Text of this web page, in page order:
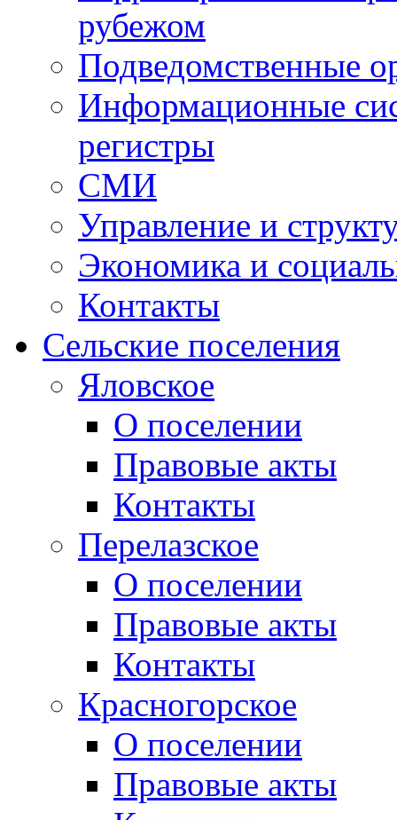
рубежом
Подведомственные
Информационные
регистры
СМИ
Управление и
Экономика и
Контакты
Сельские поселения
Яловское
О поселении
Правовые акты
Контакты
Перелазское
О поселении
Правовые акты
Контакты
Красногорское
О поселении
Правовые акты